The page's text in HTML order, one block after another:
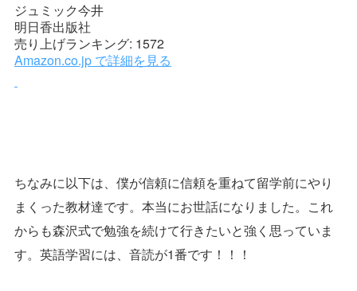
ジュミック今井
明日香出版社
売り上げランキング: 1572
Amazon.co.jp で詳細を見る
ちなみに以下は、僕が信頼に信頼を重ねて留学前にやり
まくった教材達です。本当にお世話になりました。これ
からも森沢式で勉強を続けて行きたいと強く思っていま
す。英語学習には、音読が1番です！！！